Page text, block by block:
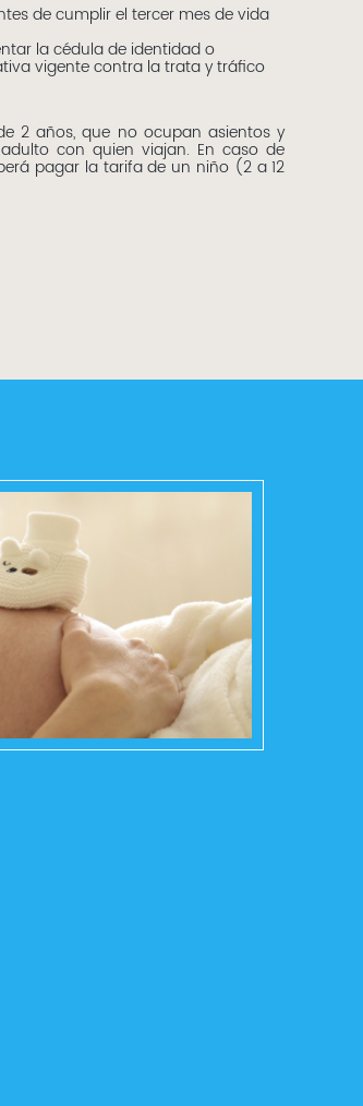
de cumplir el tercer mes de vida
la cédula de identidad o
vigente contra la trata y tráfico
2 años, que no ocupan asientos y
con quien viajan. En caso de
pagar la tarifa de un niño (2 a 12